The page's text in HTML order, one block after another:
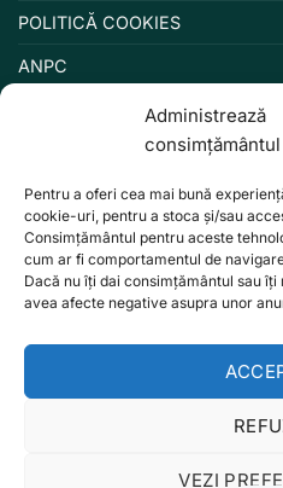
Administrează
consimțământul
Pentru a oferi cea mai bună
cookie-uri, pentru a stoca și/sau
Consimțământul pentru aceste
cum ar fi comportamentul de
Dacă nu îți dai consimțământul sau
avea afecte negative asupra unor
VEZI
POLITICĂ COOKIES
ANPC